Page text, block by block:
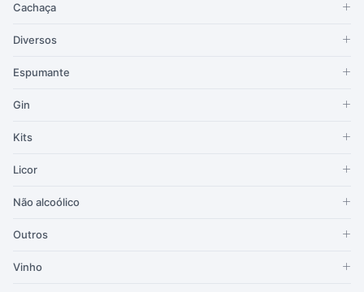
Cachaça
Diversos
Espumante
Gin
Kits
Licor
Não alcoólico
Outros
Vinho